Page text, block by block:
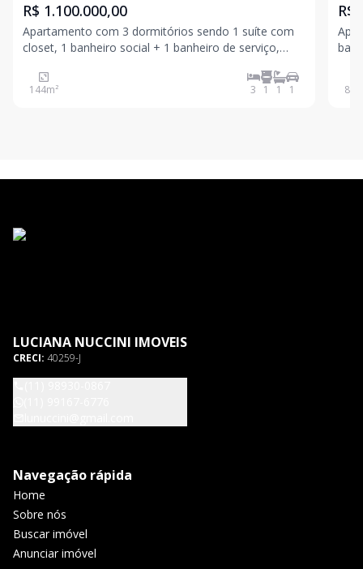
R$ 1.100.000,00
Apartamento com 3 dormitórios sendo 1 suíte com
closet, 1 banheiro social + 1 banheiro de serviço,
garagem no subsolo, com IPTU e escritura a parte.
Condomínio:.R$859,25 IPTU:..10x de R$500,00
144m² 3 1 1 1
R$
86
LUCIANA NUCCINI IMOVEIS
CRECI: 40259-J
Navegação rápida
Home
Sobre nós
Buscar imóvel
Anunciar imóvel